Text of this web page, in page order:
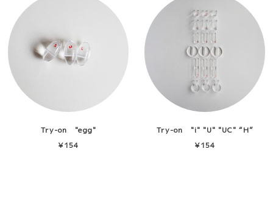
Try-on "egg"
¥154
Try-on "i" "U" "UC" “H”
"U/2""C=tiny"
¥154